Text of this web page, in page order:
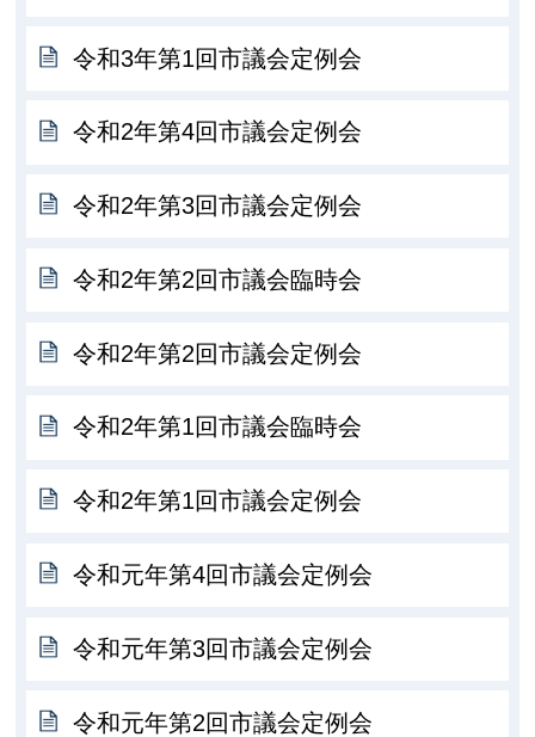
令和3年第1回市議会定例会
令和2年第4回市議会定例会
令和2年第3回市議会定例会
令和2年第2回市議会臨時会
令和2年第2回市議会定例会
令和2年第1回市議会臨時会
令和2年第1回市議会定例会
令和元年第4回市議会定例会
令和元年第3回市議会定例会
令和元年第2回市議会定例会